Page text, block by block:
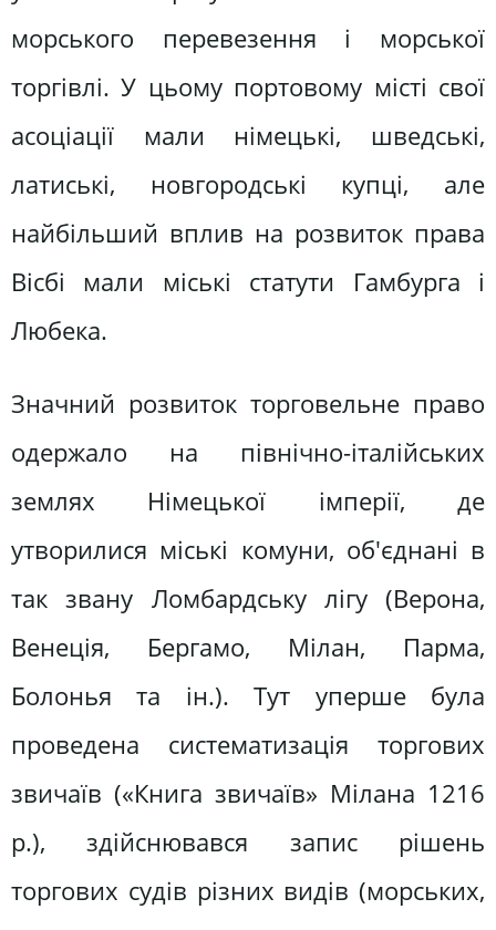
морського перевезення і морської
торгівлі. У цьому портовому місті свої
асоціації мали німецькі, шведські,
латиські, новгородські купці, але
найбільший вплив на розвиток права
Вісбі мали міські статути Гамбурга і
Любека.
Значний розвиток торговельне право
одержало на північно-італійських
землях Німецької імперії, де
утворилися міські комуни, об'єднані в
так звану Ломбардську лігу (Верона,
Венеція, Бергамо, Мілан, Парма,
Болонья та ін.). Тут уперше була
проведена систематизація торгових
звичаїв («Книга звичаїв» Мілана 1216
p.), здійснювався запис рішень
торгових судів різних видів (морських,